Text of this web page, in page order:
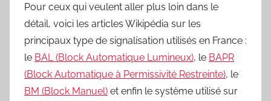
Pour ceux qui veulent aller plus loin dans le
détail, voici les articles Wikipédia sur les
principaux type de signalisation utilisés en France :
le BAL (Block Automatique Lumineux), le BAPR
(Block Automatique à Permissivité Restreinte), le
BM (Block Manuel) et enfin le système utilisé sur